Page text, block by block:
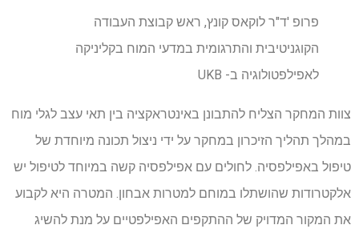
פרופ 'ד"ר לוקאס קונץ, ראש קבוצת העבודה
הקוגניטיבית והתרגומית במדעי המוח בקליניקה
לאפילפטולוגיה ב- UKB
צוות המחקר הצליח להתבונן באינטראקציה בין תאי עצב לגלי מוח
במהלך תהליך הזיכרון במחקר על ידי ניצול תכונה מיוחדת של
טיפול באפילפסיה. לחולים עם אפילפסיה קשה במיוחד לטיפול יש
אלקטרודות שהושתלו במוחם למטרות אבחון. המטרה היא לקבוע
את המקור המדויק של ההתקפים האפילפטיים על מנת להשיג